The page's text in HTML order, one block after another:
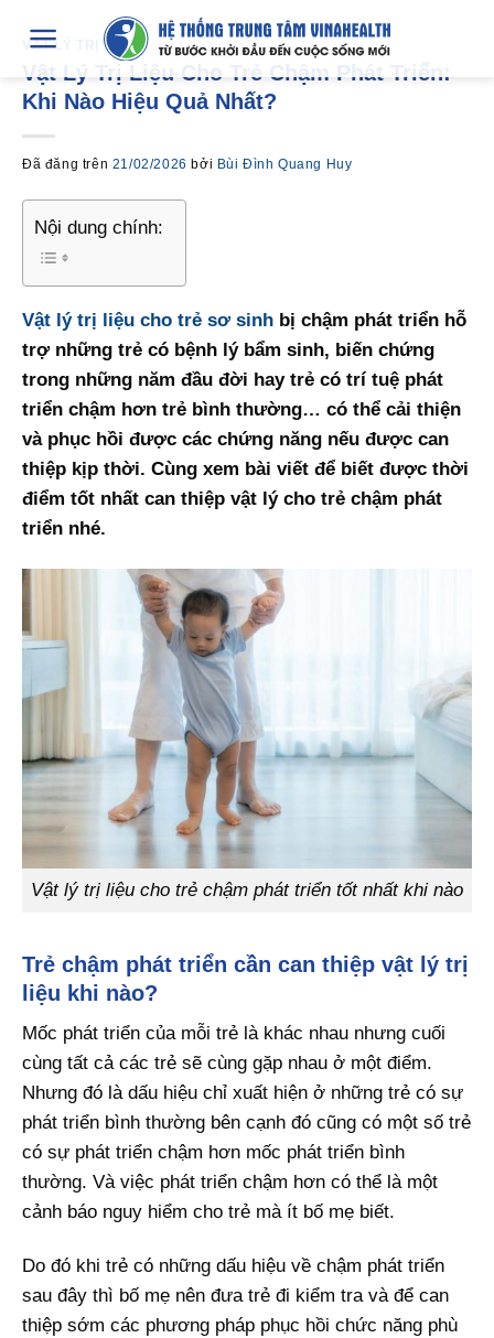
dung
VẬT LÝ TRỊ LIỆU
Vật Lý Trị Liệu Cho Trẻ Chậm Phát Triển:
Khi Nào Hiệu Quả Nhất?
Đã đăng trên 21/02/2026 bởi Bùi Đình Quang Huy
Nội dung chính:
Vật lý trị liệu cho trẻ sơ sinh bị chậm phát triển hỗ
trợ những trẻ có bệnh lý bẩm sinh, biến chứng
trong những năm đầu đời hay trẻ có trí tuệ phát
triển chậm hơn trẻ bình thường… có thể cải thiện
và phục hồi được các chứng năng nếu được can
thiệp kịp thời. Cùng xem bài viết để biết được thời
điểm tốt nhất can thiệp vật lý cho trẻ chậm phát
triển nhé.
Vật lý trị liệu cho trẻ chậm phát triển tốt nhất khi nào
Trẻ chậm phát triển cần can thiệp vật lý trị
liệu khi nào?
Mốc phát triển của mỗi trẻ là khác nhau nhưng cuối
cùng tất cả các trẻ sẽ cùng gặp nhau ở một điểm.
Nhưng đó là dấu hiệu chỉ xuất hiện ở những trẻ có sự
phát triển bình thường bên cạnh đó cũng có một số trẻ
có sự phát triển chậm hơn mốc phát triển bình
thường. Và việc phát triển chậm hơn có thể là một
cảnh báo nguy hiểm cho trẻ mà ít bố mẹ biết.
Do đó khi trẻ có những dấu hiệu về chậm phát triển
sau đây thì bố mẹ nên đưa trẻ đi kiểm tra và để can
thiệp sớm các phương pháp phục hồi chức năng phù